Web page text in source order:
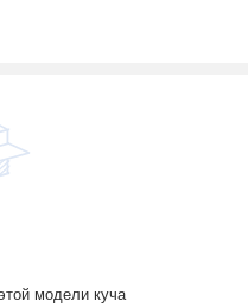
модели куча